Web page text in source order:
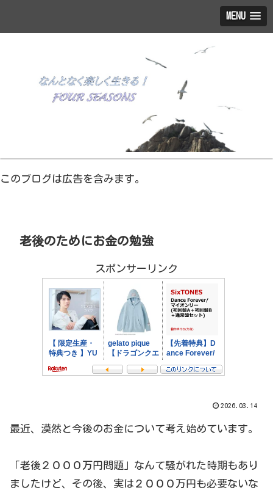
MENU
このブログは広告を含みます。
老後のためにお金の勉強
スポンサーリンク
2026.03.14
最近、漠然と今後のお金について考え始めています。
「老後２０００万円問題」なんて騒がれた時期もあり
ましたけど、その後、実は２０００万円も必要ないな